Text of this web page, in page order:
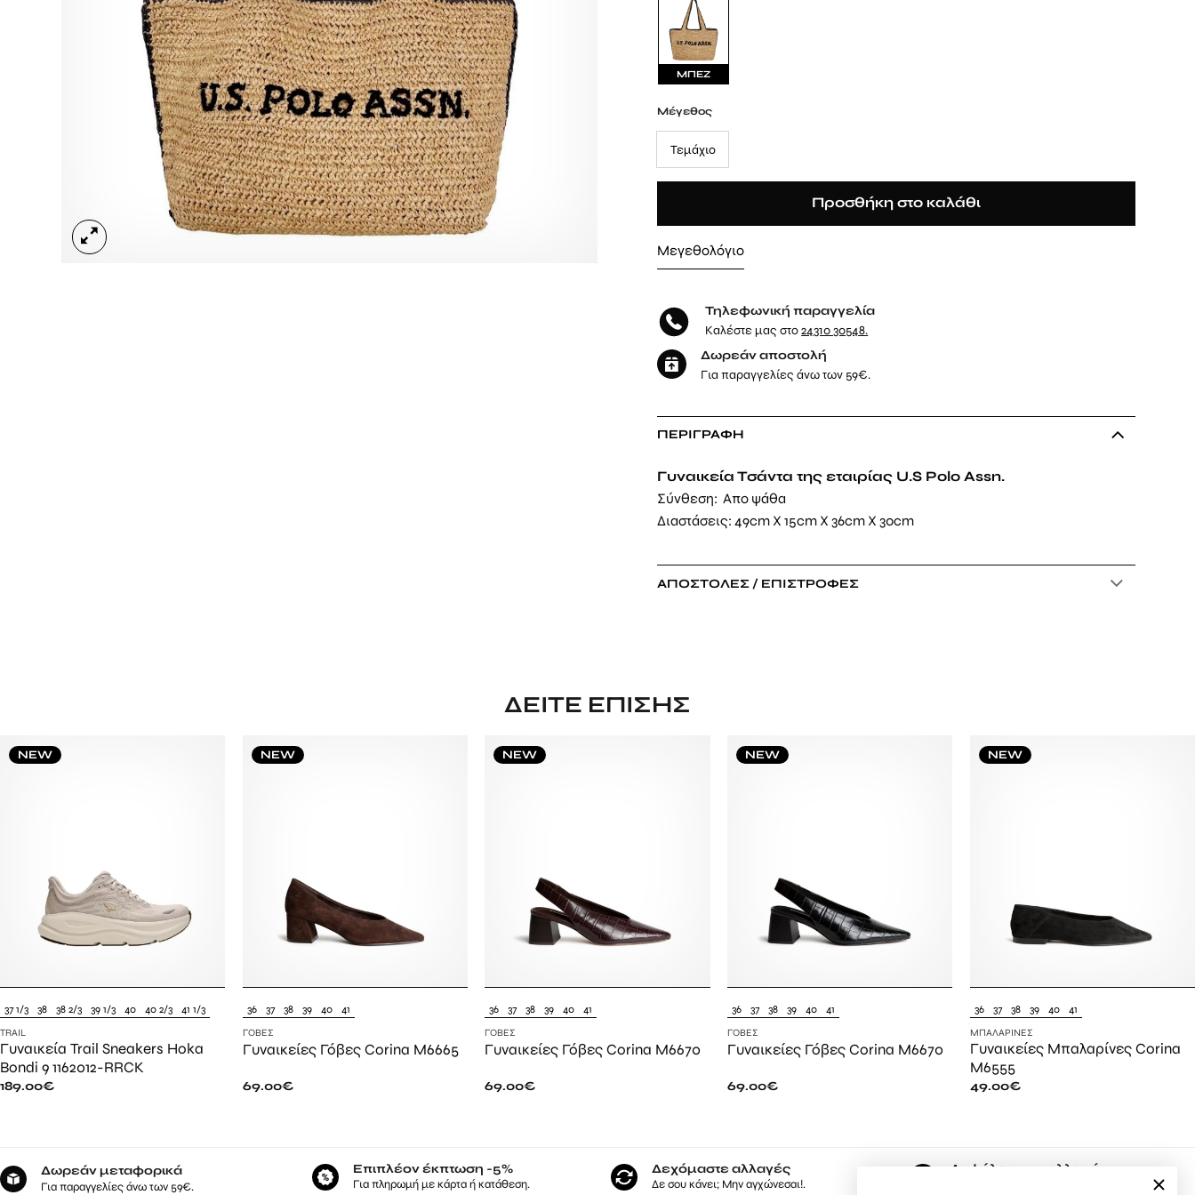
ΜΠΕΖ
Μέγεθος
Τεμάχιο
Προσθήκη στο καλάθι
Μεγεθολόγιο
Τηλεφωνική παραγγελία
Καλέστε μας στο24310 30548.
Δωρεάν αποστολή
Για παραγγελίες άνω των 59€.
ΠΕΡΙΓΡΑΦΉ
Γυναικεία Τσάντα της εταιρίας U.S Polo Assn.
Σύνθεση: Απο ψάθα
Διαστάσεις: 49cm X 15cm X 36cm X 30cm
ΑΠΟΣΤΟΛΈΣ / ΕΠΙΣΤΡΟΦΈΣ
ΔΕΊΤΕ ΕΠΊΣΗΣ
NEW
37 1/3 38 38 2/3 39 1/3 40 40 2/3 41 1/3
TRAIL
Γυναικεία Trail Sneakers Hoka
Bondi 9 1162012-RRCK
189.00€
NEW
36 37 38 39 40 41
ΓΌΒΕΣ
Γυναικείες Γόβες Corina M6665
69.00€
NEW
36 37 38 39 40 41
ΓΌΒΕΣ
Γυναικείες Γόβες Corina M6670
69.00€
NEW
36 37 38 39 40 41
ΓΌΒΕΣ
Γυναικείες Γόβες Corina M6670
69.00€
NEW
36 37 38 39 40 41
ΜΠΑΛΑΡΊΝΕΣ
Γυναικείες Μπαλαρίνες Corina
M6555
49.00€
Δωρεάν μεταφορικά
Για παραγγελίες άνω των 59€.
Επιπλέον έκπτωση -5%
Για πληρωμή με κάρτα ή κατάθεση.
Δεχόμαστε αλλαγές
Δε σου κάνει; Μην αγχώνεσαι!.
Ασφάλεια συναλλαγών